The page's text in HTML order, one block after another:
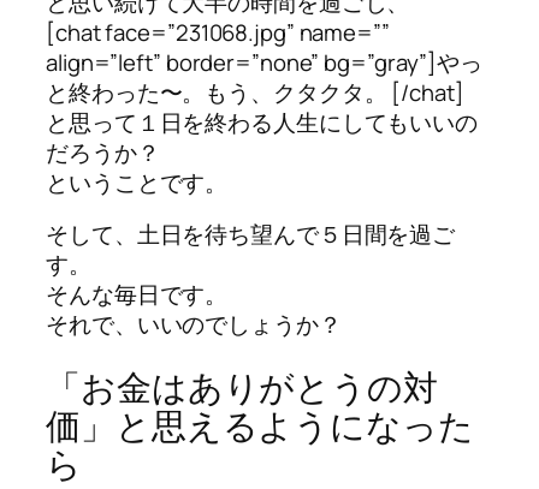
[chat face=”231068.jpg” name=””
align=”left” border=”none” bg=”gray”]やっ
と終わった〜。もう、クタクタ。 [/chat]
と思って１日を終わる人生にしてもいいの
だろうか？
ということです。
そして、土日を待ち望んで５日間を過ご
す。
そんな毎日です。
それで、いいのでしょうか？
「お金はありがとうの対
価」と思えるようになった
ら